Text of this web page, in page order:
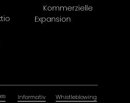
Kommerzielle
Expansion
Informativ Whistleblowing